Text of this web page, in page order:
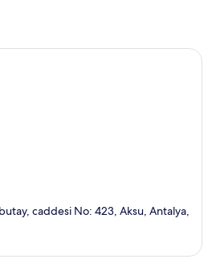
caddesi No: 423, Aksu, Antalya,